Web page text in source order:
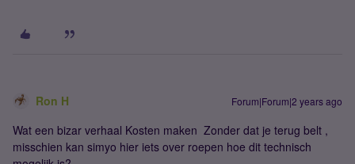
Ron H Forum|Forum|2 years ago
Wat een bizar verhaal Kosten maken Zonder dat je terug belt ,
misschien kan simyo hier iets over roepen hoe dit technisch